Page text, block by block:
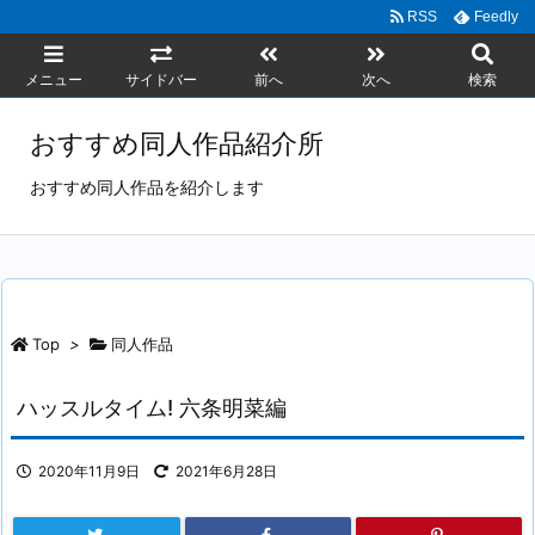
メニュー サイドバー 前へ 次へ 検索
RSS Feedly
おすすめ同人作品紹介所
おすすめ同人作品を紹介します
Top > 同人作品
ハッスルタイム! 六条明菜編
2020年11月9日 2021年6月28日